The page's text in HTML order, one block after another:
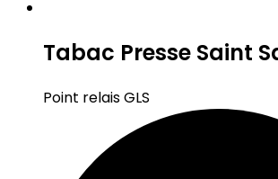
Tabac Presse Saint
Point relais GLS